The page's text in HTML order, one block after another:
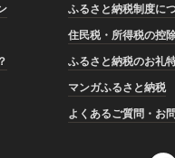
ふるさと納税制度に
住民税・所得税の控
ふるさと納税のお礼
マンガふるさと納税
よくあるご質問・お